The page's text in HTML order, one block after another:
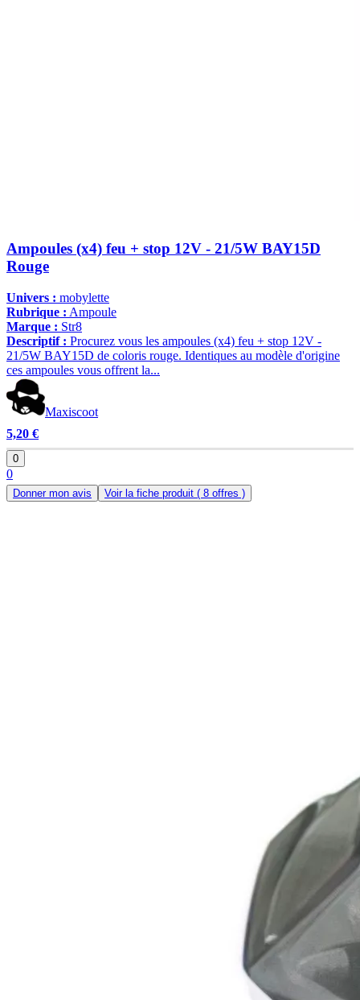
Ampoules (x4) feu + stop 12V - 21/5W BAY15D
Rouge
Univers : mobylette
Rubrique : Ampoule
Marque : Str8
Descriptif : Procurez vous les ampoules (x4) feu + stop 12V -
21/5W BAY15D de coloris rouge. Identiques au modèle d'origine
ces ampoules vous offrent la...
Maxiscoot
5,20 €
0
0
Donner mon avis Voir la fiche produit ( 8 offres )